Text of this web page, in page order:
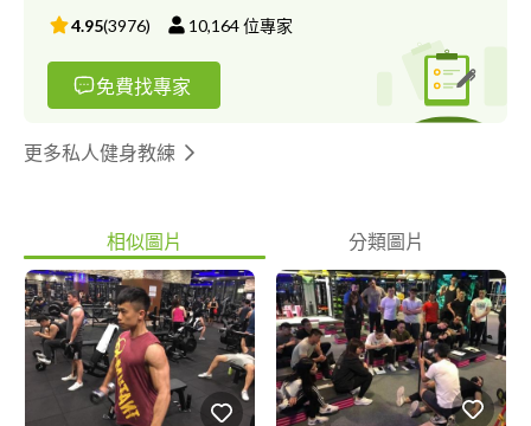
4.95(3976) 10,164位專家
免費找專家
更多私人健身教練
相似圖片 分類圖片